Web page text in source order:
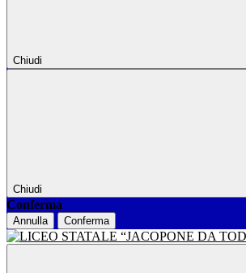
Chiudi
Chiudi
Conferma
Annulla Conferma